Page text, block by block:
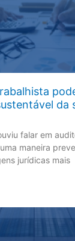
da
falar em
maneira
jurídicas mais